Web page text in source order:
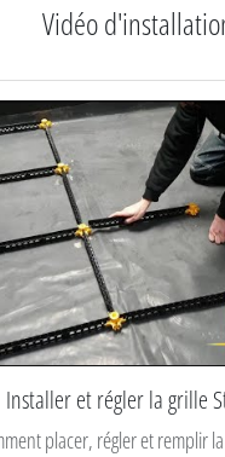
Vidéo
Installer et régler la grille
placer, régler et remplir